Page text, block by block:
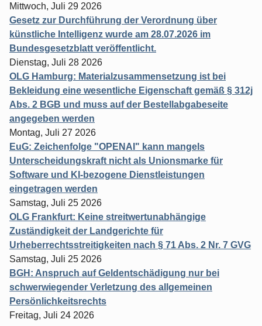
Mittwoch, Juli 29 2026
Gesetz zur Durchführung der Verordnung über
künstliche Intelligenz wurde am 28.07.2026 im
Bundesgesetzblatt veröffentlicht.
Dienstag, Juli 28 2026
OLG Hamburg: Materialzusammensetzung ist bei
Bekleidung eine wesentliche Eigenschaft gemäß § 312j
Abs. 2 BGB und muss auf der Bestellabgabeseite
angegeben werden
Montag, Juli 27 2026
EuG: Zeichenfolge "OPENAI" kann mangels
Unterscheidungskraft nicht als Unionsmarke für
Software und KI-bezogene Dienstleistungen
eingetragen werden
Samstag, Juli 25 2026
OLG Frankfurt: Keine streitwertunabhängige
Zuständigkeit der Landgerichte für
Urheberrechtsstreitigkeiten nach § 71 Abs. 2 Nr. 7 GVG
Samstag, Juli 25 2026
BGH: Anspruch auf Geldentschädigung nur bei
schwerwiegender Verletzung des allgemeinen
Persönlichkeitsrechts
Freitag, Juli 24 2026